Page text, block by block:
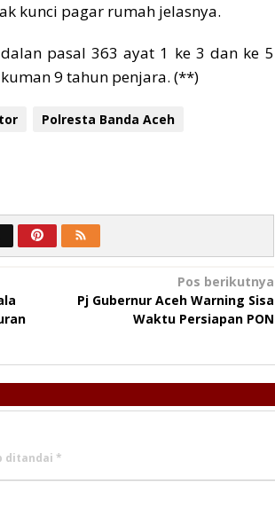
kunci pagar rumah jelasnya.
pasal 363 ayat 1 ke 3 dan ke 5
9 tahun penjara. (**)
Polresta Banda Aceh
Pos berikutnya
Pj Gubernur Aceh Warning Sisa
Waktu Persiapan PON
ditandai *